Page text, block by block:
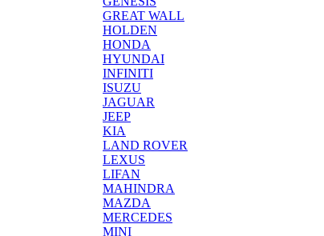
GREAT WALL
HOLDEN
HONDA
HYUNDAI
INFINITI
ISUZU
JAGUAR
JEEP
KIA
LAND ROVER
LEXUS
LIFAN
MAHINDRA
MAZDA
MERCEDES
MINI